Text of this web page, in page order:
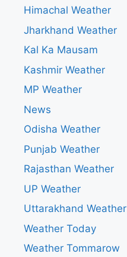
Himachal Weather
Jharkhand Weather
Kal Ka Mausam
Kashmir Weather
MP Weather
News
Odisha Weather
Punjab Weather
Rajasthan Weather
UP Weather
Uttarakhand Weather
Weather Today
Weather Tommarow